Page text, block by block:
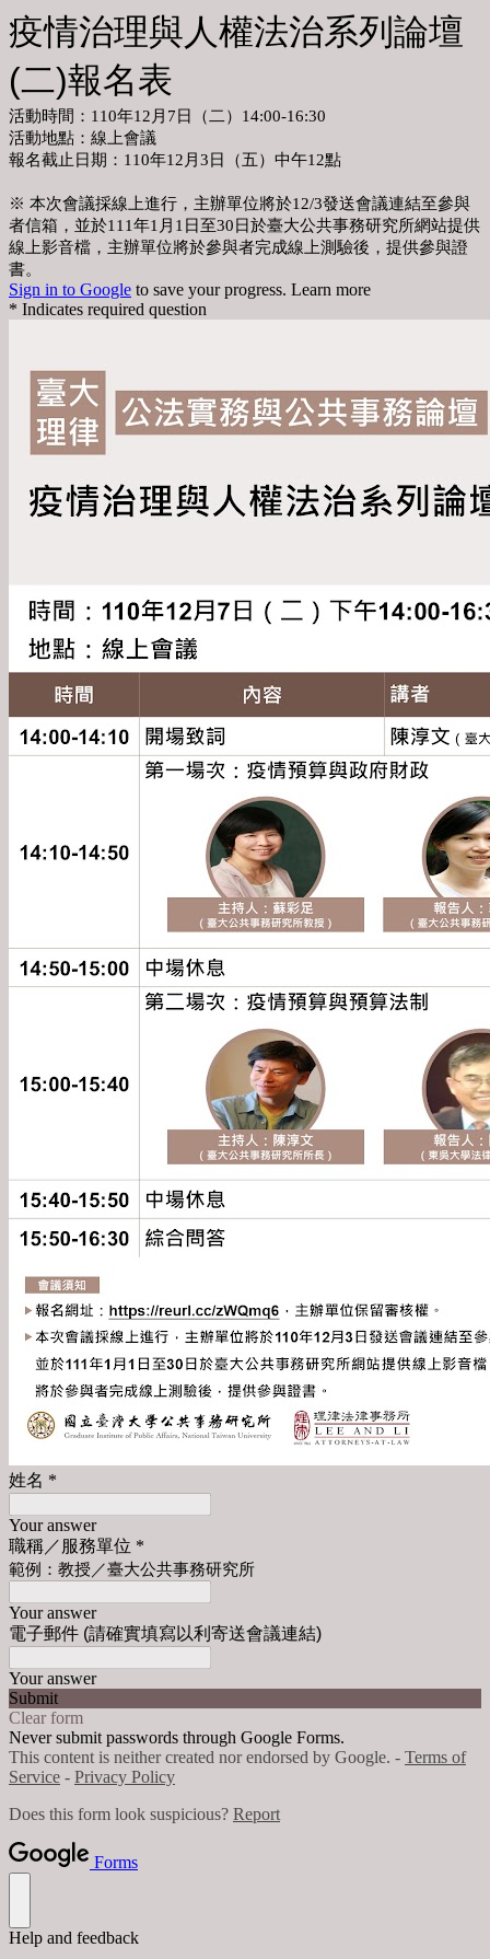
疫情治理與人權法治系列論壇
(二)報名表
活動時間：110年12月7日（二）14:00-16:30
活動地點：線上會議
報名截止日期：110年12月3日（五）中午12點
※ 本次會議採線上進行，主辦單位將於12/3發送會議連結至參與
者信箱，並於111年1月1日至30日於臺大公共事務研究所網站提供
線上影音檔，主辦單位將於參與者完成線上測驗後，提供參與證
書。
Sign in to Google to save your progress. Learn more
* Indicates required question
姓名 *
Your answer
職稱／服務單位 *
範例：教授／臺大公共事務研究所
Your answer
電子郵件 (請確實填寫以利寄送會議連結)
Your answer
Submit
Clear form
Never submit passwords through Google Forms.
This content is neither created nor endorsed by Google. - Terms of
Service - Privacy Policy
Does this form look suspicious? Report
Forms
Help and feedback